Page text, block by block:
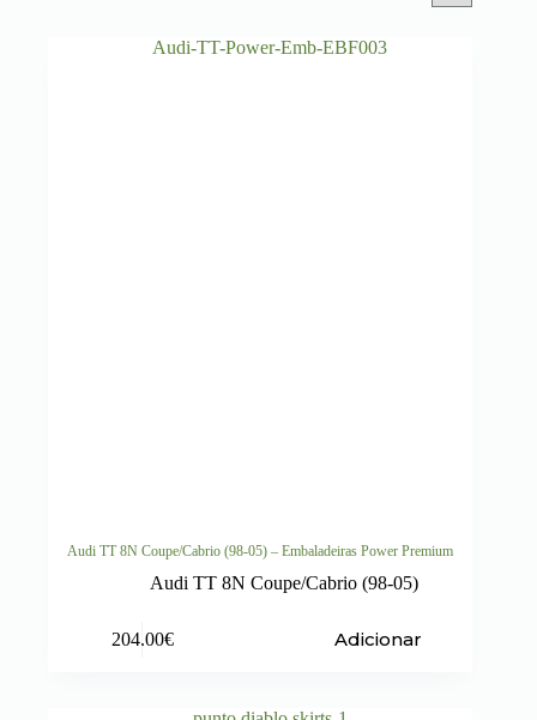
Audi TT 8N Coupe/Cabrio (98-05) – Embaladeiras Power Premium
Audi TT 8N Coupe/Cabrio (98-05)
204.00€ Adicionar